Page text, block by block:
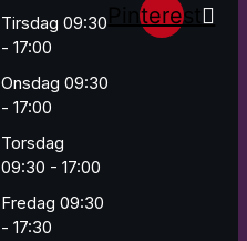
Tirsdag 09:30
- 17:00
Onsdag 09:30
- 17:00
Torsdag
09:30 - 17:00
Fredag 09:30
- 17:30
Pinterest